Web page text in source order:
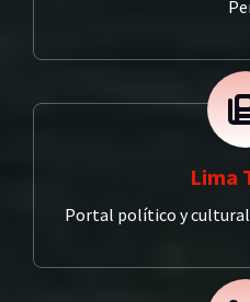
Lima
Portal político y